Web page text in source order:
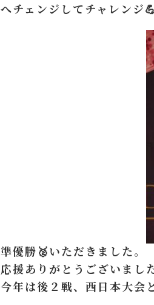
へチェンジしてチャレンジ
準優勝🥈いただきました。
応援ありがとうございまし
今年は後２戦、西日本大会